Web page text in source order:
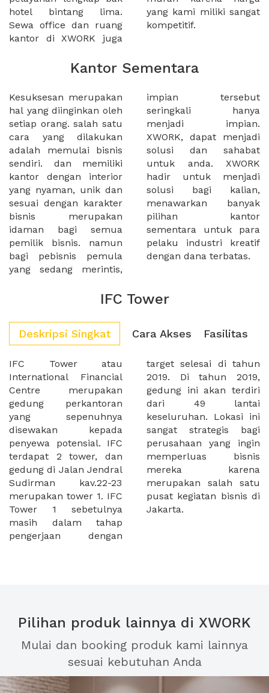
hotel bintang lima.
Sewa office dan ruang
kantor di XWORK juga
yang kami miliki sangat
kompetitif.
Kantor Sementara
Kesuksesan merupakan
hal yang diinginkan oleh
setiap orang. salah satu
cara yang dilakukan
adalah memulai bisnis
sendiri. dan memiliki
kantor dengan interior
yang nyaman, unik dan
sesuai dengan karakter
bisnis merupakan
idaman bagi semua
pemilik bisnis. namun
bagi pebisnis pemula
yang sedang merintis,
impian tersebut
seringkali hanya
menjadi impian.
XWORK, dapat menjadi
solusi dan sahabat
untuk anda. XWORK
hadir untuk menjadi
solusi bagi kalian,
menawarkan banyak
pilihan kantor
sementara untuk para
pelaku industri kreatif
dengan dana terbatas.
IFC Tower
Deskripsi Singkat Cara Akses Fasilitas
IFC Tower atau
International Financial
Centre merupakan
gedung perkantoran
yang sepenuhnya
disewakan kepada
penyewa potensial. IFC
terdapat 2 tower, dan
gedung di Jalan Jendral
Sudirman kav.22-23
merupakan tower 1. IFC
Tower 1 sebetulnya
masih dalam tahap
pengerjaan dengan
target selesai di tahun
2019. Di tahun 2019,
gedung ini akan terdiri
dari 49 lantai
keseluruhan. Lokasi ini
sangat strategis bagi
perusahaan yang ingin
memperluas bisnis
mereka karena
merupakan salah satu
pusat kegiatan bisnis di
Jakarta.
Pilihan produk lainnya di XWORK
Mulai dan booking produk kami lainnya
sesuai kebutuhan Anda